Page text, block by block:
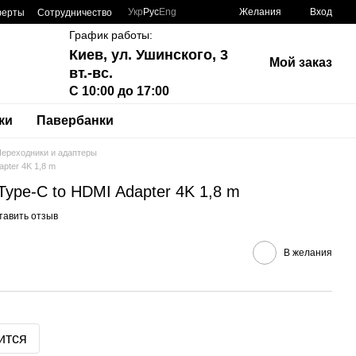
Сотрудничество Укр РусEng Желания Вход
График работы:
Киев, ул. Ушинского, 3
вт.-вс.
С 10:00 до 17:00
Мой заказ
Павербанки
и адаптеры
4K 1,8 m
C to HDMI Adapter 4K 1,8 m
отзыв
В желания